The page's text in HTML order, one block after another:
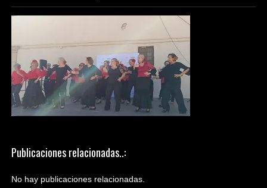
Publicaciones relacionadas..:
No hay publicaciones relacionadas.